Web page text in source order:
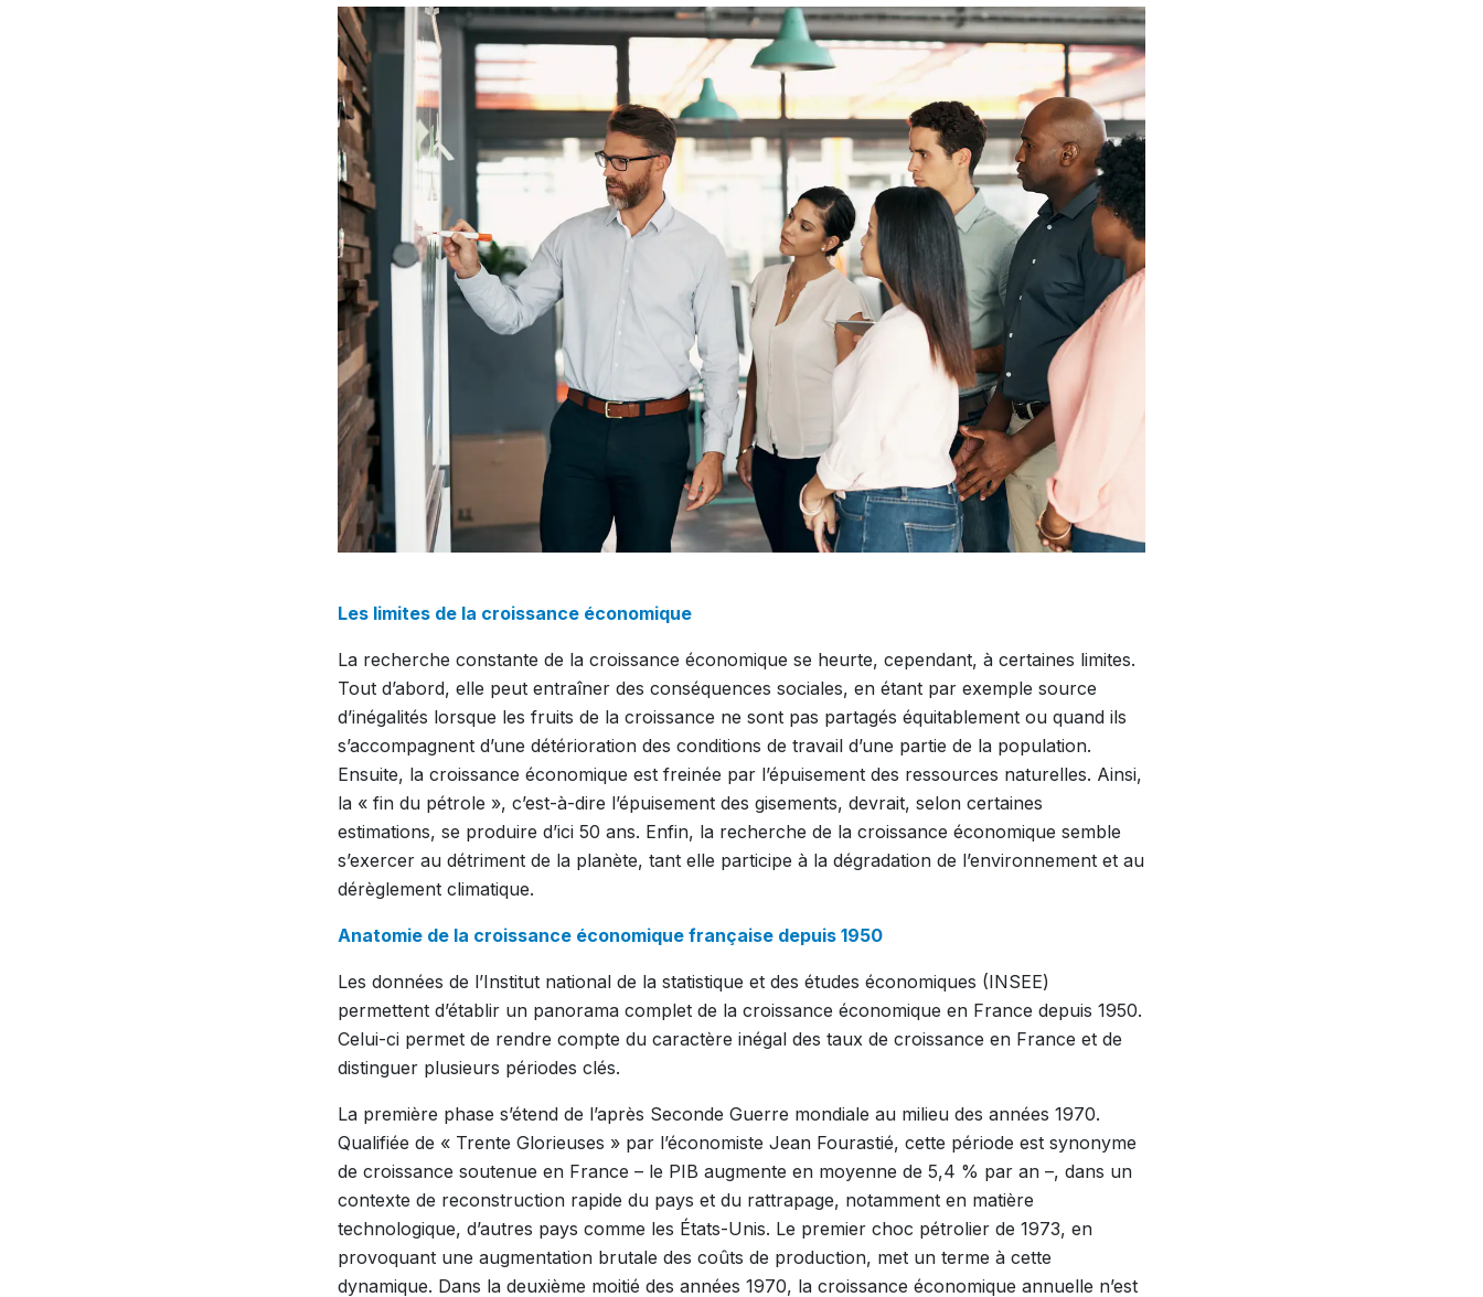
Les limites de la croissance économique
La recherche constante de la croissance économique se heurte, cependant, à certaines limites.
Tout d’abord, elle peut entraîner des conséquences sociales, en étant par exemple source
d’inégalités lorsque les fruits de la croissance ne sont pas partagés équitablement ou quand ils
s’accompagnent d’une détérioration des conditions de travail d’une partie de la population.
Ensuite, la croissance économique est freinée par l’épuisement des ressources naturelles. Ainsi,
la « fin du pétrole », c’est-à-dire l’épuisement des gisements, devrait, selon certaines
estimations, se produire d’ici 50 ans. Enfin, la recherche de la croissance économique semble
s’exercer au détriment de la planète, tant elle participe à la dégradation de l’environnement et au
dérèglement climatique.
Anatomie de la croissance économique française depuis 1950
Les données de l’Institut national de la statistique et des études économiques (INSEE)
permettent d’établir un panorama complet de la croissance économique en France depuis 1950.
Celui-ci permet de rendre compte du caractère inégal des taux de croissance en France et de
distinguer plusieurs périodes clés.
La première phase s’étend de l’après Seconde Guerre mondiale au milieu des années 1970.
Qualifiée de « Trente Glorieuses » par l’économiste Jean Fourastié, cette période est synonyme
de croissance soutenue en France – le PIB augmente en moyenne de 5,4 % par an –, dans un
contexte de reconstruction rapide du pays et du rattrapage, notamment en matière
technologique, d’autres pays comme les États-Unis. Le premier choc pétrolier de 1973, en
provoquant une augmentation brutale des coûts de production, met un terme à cette
dynamique. Dans la deuxième moitié des années 1970, la croissance économique annuelle n’est